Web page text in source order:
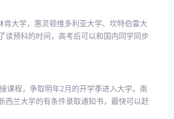
大学，惠灵顿维多利亚大学、坎特伯雷大
读预科的时间，高考后可以和国内同学同步
课程，争取明年2月的开学季进入大学。南
西兰大学的有条件录取通知书，最快可以赶